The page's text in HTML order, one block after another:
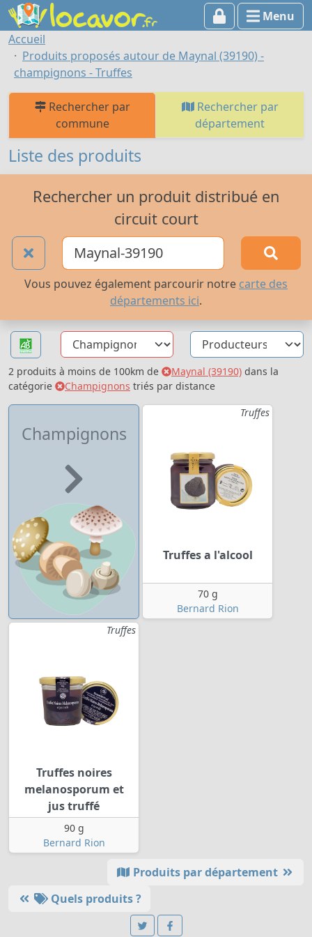
Menu
Accueil
Produits proposés autour de Maynal (39190) -
champignons - Truffes
Rechercher par
commune
Rechercher par
département
Liste des produits
Rechercher un produit distribué en
circuit court
Vous pouvez également parcourir notre carte des
départements ici.
2 produits à moins de 100km de Maynal (39190) dans la
catégorie
Champignons triés par distance
Champignons
Truffes
Truffes a l'alcool
70 g
Bernard Rion
Truffes
Truffes noires
melanosporum et
jus truffé
90 g
Bernard Rion
Produits par département
Quels produits ?